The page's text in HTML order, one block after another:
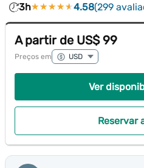
3h★★★★★
★★★★★4.58(299
A partir de US$ 99
Preços em
Ver
Reservar